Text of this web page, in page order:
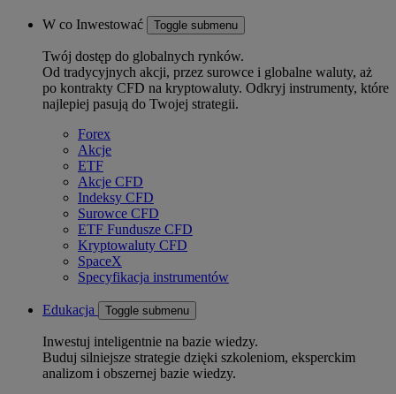
W co Inwestować Toggle submenu
Twój dostęp do globalnych rynków.
Od tradycyjnych akcji, przez surowce i globalne waluty, aż
po kontrakty CFD na kryptowaluty. Odkryj instrumenty, które
najlepiej pasują do Twojej strategii.
Forex
Akcje
ETF
Akcje CFD
Indeksy CFD
Surowce CFD
ETF Fundusze CFD
Kryptowaluty CFD
SpaceX
Specyfikacja instrumentów
Edukacja Toggle submenu
Inwestuj inteligentnie na bazie wiedzy.
Buduj silniejsze strategie dzięki szkoleniom, eksperckim
analizom i obszernej bazie wiedzy.